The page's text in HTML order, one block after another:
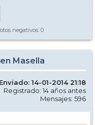
negativos: 0
Masella
Enviado: 14-01-2014 21:18
Registrado: 14 años antes
Mensajes: 596